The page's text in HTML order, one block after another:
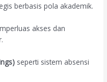
berbasis pola akademik.
akses dan
seperti sistem absensi